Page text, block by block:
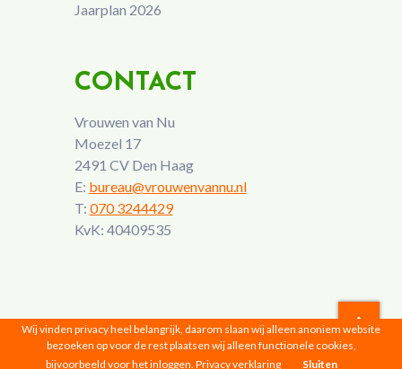
Jaarplan 2026
CONTACT
Vrouwen van Nu
Moezel 17
2491 CV Den Haag
E: bureau@vrouwenvannu.nl
T: 070 3244429
KvK: 40409535
Vrouwen van Nu © 2026 |Privacyverklaring
Wij vinden privacy heel belangrijk, daarom slaan wij alleen anoniem website
bezoeken op voor de rest plaatsen wij alleen functionele cookies,
bijvoorbeeld voor het inloggen. Privacy verklaring Sluiten